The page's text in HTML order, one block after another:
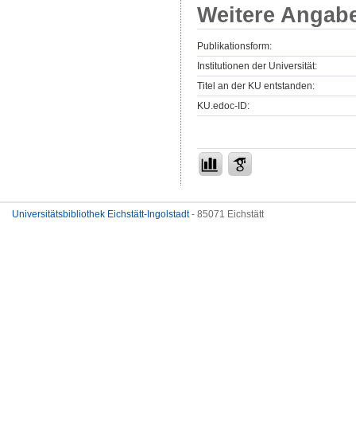
Weitere
Publikationsform:
Institutionen der Universität:
Titel an der KU entstanden:
KU.edoc-ID:
Universitätsbibliothek Eichstätt-Ingolstadt- 85071 Eichstätt